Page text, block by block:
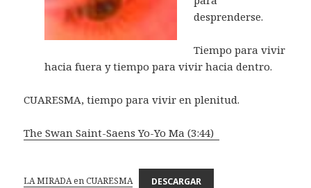
desprenderse.
Tiempo para vivir
hacia fuera y tiempo para vivir hacia dentro.
CUARESMA, tiempo para vivir en plenitud.
The Swan Saint-SaensYo-Yo Ma (3:44)
LA MIRADA en CUARESMA DESCARGAR